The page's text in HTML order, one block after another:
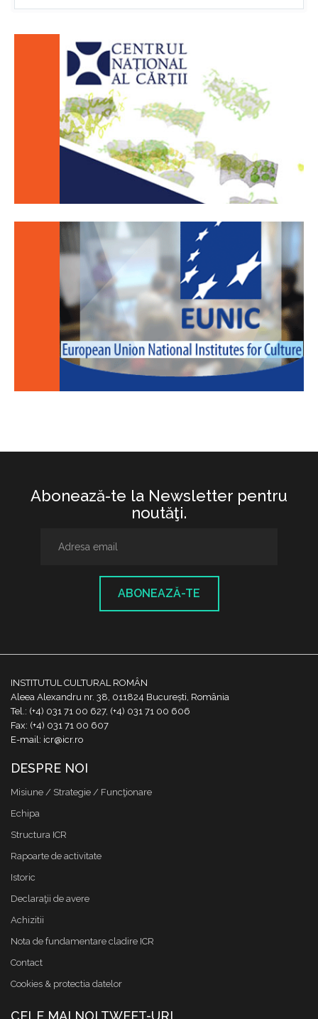
Abonează-te la Newsletter pentru
noutăţi.
ABONEAZĂ-TE
INSTITUTUL CULTURAL ROMÂN
Aleea Alexandru nr. 38, 011824 București, România
Tel.: (+4) 031 71 00 627, (+4) 031 71 00 606
Fax: (+4) 031 71 00 607
E-mail: icr@icr.ro
DESPRE NOI
Misiune / Strategie / Funcţionare
Echipa
Structura ICR
Rapoarte de activitate
Istoric
Declaraţii de avere
Achizitii
Nota de fundamentare cladire ICR
Contact
Cookies & protectia datelor
CELE MAI NOI TWEET-URI